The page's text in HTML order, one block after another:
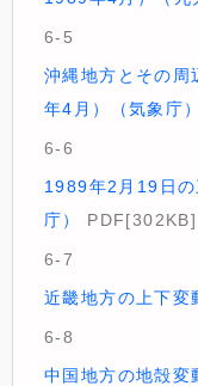
6-5
沖縄地方とその
年4月）（気象庁）
6-6
1989年2月19日
庁）
PDF[302KB]
6-7
近畿地方の上下変
6-8
中国地方の地殻変